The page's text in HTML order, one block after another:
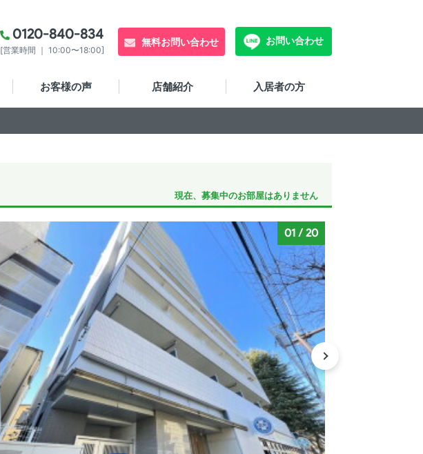
0120-840-834
[営業時間 ｜ 10:00〜18:00]
無料お問い合わせ お問い合わせ
お客様の声 店舗紹介 入居者の方
現在、募集中のお部屋はありません
01 /20